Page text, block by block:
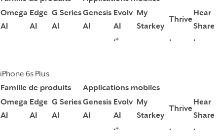
Omega
AI
Edge
AI
G Series
AI
Genesis
AI
Evolv
AI
My
Starkey
Thrive
Hear
Share
•*
• •
iPhone 6s Plus
Famille de produits
Applications mobiles
Omega
AI
Edge
AI
G Series
AI
Genesis
AI
Evolv
AI
My
Starkey
Thrive
Hear
Share
•*
• •